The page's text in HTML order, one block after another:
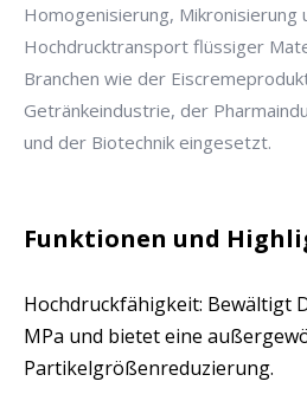
Homogenisierung, Mikronisierung
Hochdrucktransport flüssiger
Branchen wie der
Getränkeindustrie, der
und der Biotechnik eingesetzt.
Funktionen und
Hochdruckfähigkeit: Bewältigt
MPa und bietet eine
Partikelgrößenreduzierung.